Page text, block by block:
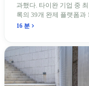
과했다. 타이완 기업 중
록의 39개 완제 플랫폼과
과하다. 2026년 4월, 미국
를 드러낸다: 타이완의
장벽을 낮춰야 한다는 점
비행기를 만들어 온 한 회
계획을 세우고 있다.
16 분